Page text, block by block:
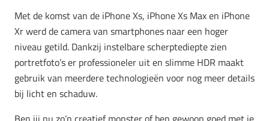
Met de komst van de iPhone Xs, iPhone Xs Max en iPhone
Xr werd de camera van smartphones naar een hoger
niveau getild. Dankzij instelbare scherptediepte zien
portretfoto’s er professioneler uit en slimme HDR maakt
gebruik van meerdere technologieën voor nog meer details
bij licht en schaduw.